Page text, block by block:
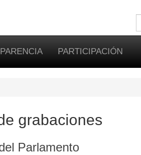
PARTICIPACIÓN
grabaciones
Parlamento